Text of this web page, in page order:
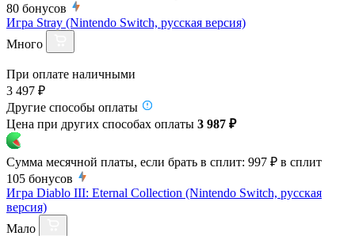
80 бонусов
Игра Stray (Nintendo Switch, русская версия)
Много
При оплате наличными
3 497 ₽
Другие способы оплаты
Цена при других способах оплаты 3 987 ₽
Сумма месячной платы, если брать в сплит: 997 ₽ в сплит
105 бонусов
Игра Diablo III: Eternal Collection (Nintendo Switch, русская
версия)
Мало